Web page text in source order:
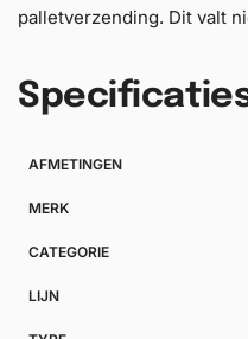
palletverzending. Dit valt
AFMETINGEN
MERK
CATEGORIE
LIJN